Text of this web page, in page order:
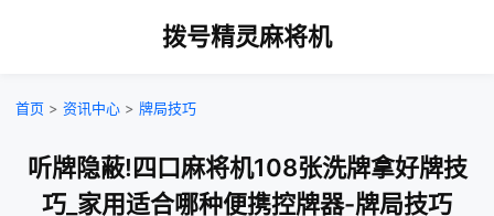
拨号精灵麻将机
首页 > 资讯中心 > 牌局技巧
听牌隐蔽!四口麻将机108张洗牌拿好牌技
巧_家用适合哪种便携控牌器-牌局技巧